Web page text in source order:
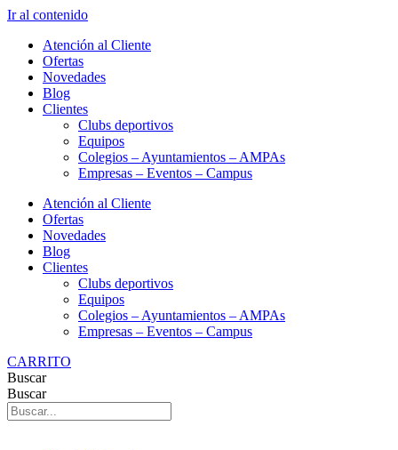
Ir al contenido
Atención al Cliente
Ofertas
Novedades
Blog
Clientes
Clubs deportivos
Equipos
Colegios – Ayuntamientos – AMPAs
Empresas – Eventos – Campus
Atención al Cliente
Ofertas
Novedades
Blog
Clientes
Clubs deportivos
Equipos
Colegios – Ayuntamientos – AMPAs
Empresas – Eventos – Campus
CARRITO
Buscar
Buscar